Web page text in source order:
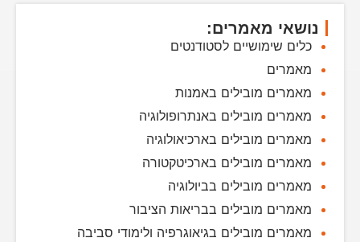
נושאי מאמרים:
כלים שימושיים לסטודנטים
מאמרים
מאמרים מובילים באמנות
מאמרים מובילים באנתרופולוגיה
מאמרים מובילים בארכיאולוגיה
מאמרים מובילים בארכיטקטורה
מאמרים מובילים בביולוגיה
מאמרים מובילים בבריאות הציבור
מאמרים מובילים בגיאוגרפיה ולימודי סביבה